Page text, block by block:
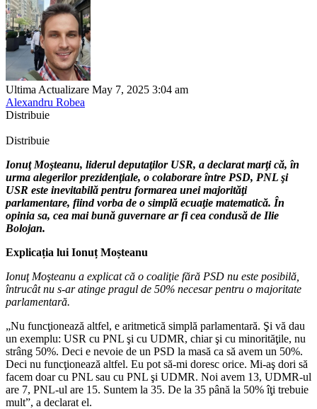
Ultima Actualizare May 7, 2025 3:04 am
Alexandru Robea
Distribuie
Distribuie
Ionuţ Moşteanu, liderul deputaţilor USR, a declarat marţi că, în
urma alegerilor prezidenţiale, o colaborare între PSD, PNL şi
USR este inevitabilă pentru formarea unei majorităţi
parlamentare, fiind vorba de o simplă ecuaţie matematică. În
opinia sa, cea mai bună guvernare ar fi cea condusă de Ilie
Bolojan.
Explicația lui Ionuț Moșteanu
Ionuţ Moşteanu a explicat că o coaliţie fără PSD nu este posibilă,
întrucât nu s-ar atinge pragul de 50% necesar pentru o majoritate
parlamentară.
„Nu funcţionează altfel, e aritmetică simplă parlamentară. Şi vă dau
un exemplu: USR cu PNL şi cu UDMR, chiar şi cu minorităţile, nu
strâng 50%. Deci e nevoie de un PSD la masă ca să avem un 50%.
Deci nu funcţionează altfel. Eu pot să-mi doresc orice. Mi-aş dori să
facem doar cu PNL sau cu PNL şi UDMR. Noi avem 13, UDMR-ul
are 7, PNL-ul are 15. Suntem la 35. De la 35 până la 50% îţi trebuie
mult”, a declarat el.